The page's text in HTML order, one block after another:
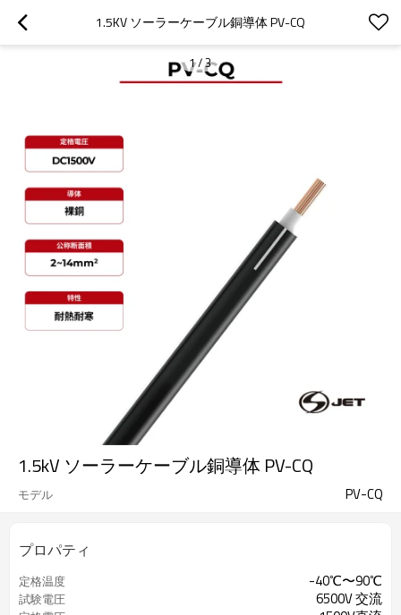
1.5KV ソーラーケーブル銅導体 PV-CQ
1/3
1.5kV ソーラーケーブル銅導体 PV-CQ
モデル PV-CQ
プロパティ
定格温度 -40℃〜90℃
試験電圧 6500V 交流